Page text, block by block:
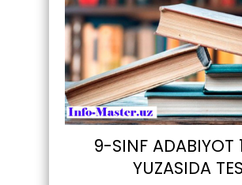
9-SINF ADABIYOT
YUZASIDA